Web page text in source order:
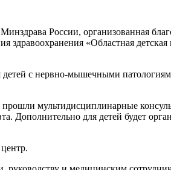
России, организованная
«Областная детская
с нервно-мышечными
мультидисциплинарные
Дополнительно для детей будет